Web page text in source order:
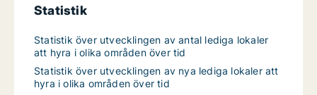
Statistik
Statistik över utvecklingen av antal lediga lokaler
att hyra i olika områden över tid
Statistik över utvecklingen av nya lediga lokaler att
hyra i olika områden över tid